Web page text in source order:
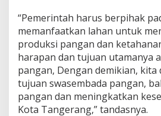
“Pemerintah harus berpihak
memanfaatkan lahan untuk
produksi pangan dan
harapan dan tujuan utamanya
pangan, Dengan demikian, kita
tujuan swasembada pangan,
pangan dan meningkatkan
Kota Tangerang,” tandasnya.